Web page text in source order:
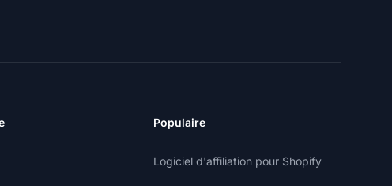
Populaire
Logiciel d'affiliation pour Shopify